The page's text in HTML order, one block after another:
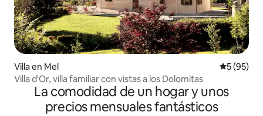
Villa en Mel
5 (95)
Villa d'Or, villa familiar con vistas a los Dolomitas
La comodidad de un hogar y unos
precios mensuales fantásticos